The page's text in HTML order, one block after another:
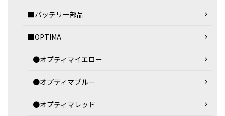
■バッテリー部品
■OPTIMA
●オプティマイエロー
●オプティマブルー
●オプティマレッド